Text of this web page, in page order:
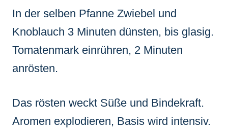
In der selben Pfanne Zwiebel und
Knoblauch 3 Minuten dünsten, bis glasig.
Tomatenmark einrühren, 2 Minuten
anrösten.
Das rösten weckt Süße und Bindekraft.
Aromen explodieren, Basis wird intensiv.